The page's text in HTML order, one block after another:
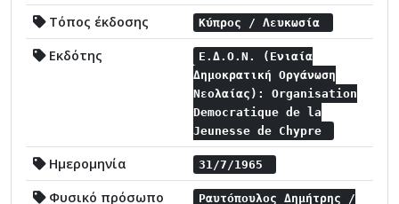
Τόπος έκδοσης Κύπρος / Λευκωσία
Εκδότης
Ε.Δ.Ο.Ν. (Ενιαία
Δημοκρατική Οργάνωση
Νεολαίας): Organisation
Democratique de la
Jeunesse de Chypre
Ημερομηνία 31/7/1965
Φυσικό πρόσωπο
Ραυτόπουλος Δημήτρης /